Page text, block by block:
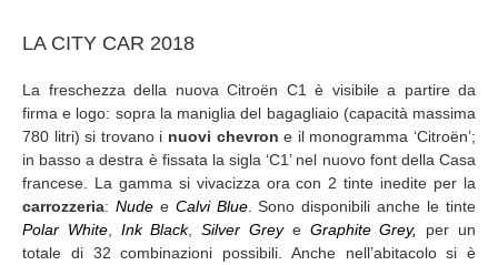
LA CITY CAR 2018
La freschezza della nuova Citroën C1 è visibile a partire da
firma e logo: sopra la maniglia del bagagliaio (capacità massima
780 litri) si trovano i nuovi chevron e il monogramma ‘Citroën’;
in basso a destra è fissata la sigla ‘C1’ nel nuovo font della Casa
francese. La gamma si vivacizza ora con 2 tinte inedite per la
carrozzeria: Nude e Calvi Blue. Sono disponibili anche le tinte
Polar White, Ink Black,Silver Grey e Graphite Grey,
per un
totale di 32 combinazioni possibili. Anche nell’abitacolo si è